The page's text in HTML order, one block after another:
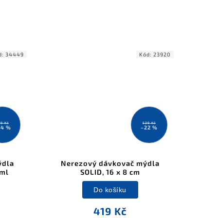
Kč
%
34449
539 Kč
–22 %
Nerezový dávkovač mýdla
SOLID, 16 x 8 cm
419 Kč
Do košíku
Kód: 23920